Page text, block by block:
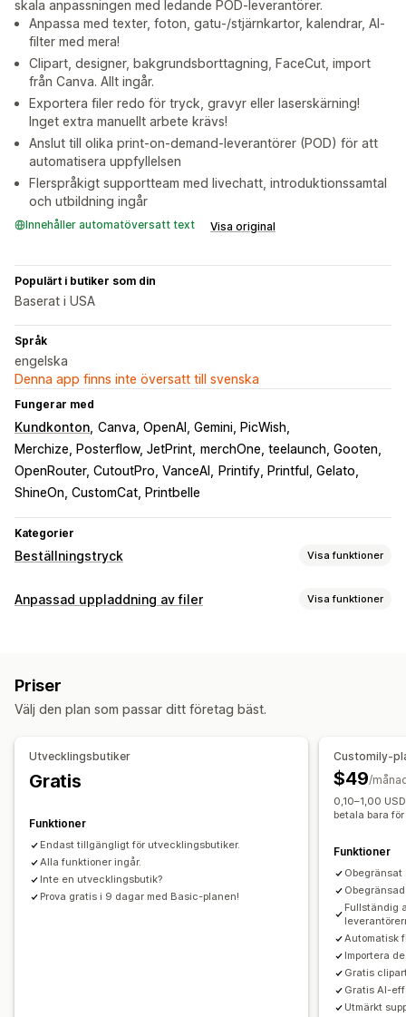
skala anpassningen med ledande POD-leverantörer.
Anpassa med texter, foton, gatu-/stjärnkartor, kalendrar, AI-
filter med mera!
Clipart, designer, bakgrundsborttagning, FaceCut, import
från Canva. Allt ingår.
Exportera filer redo för tryck, gravyr eller laserskärning!
Inget extra manuellt arbete krävs!
Anslut till olika print-on-demand-leverantörer (POD) för att
automatisera uppfyllelsen
Flerspråkigt supportteam med livechatt, introduktionssamtal
och utbildning ingår
Innehåller automatöversatt text Visa original
Populärt i butiker som din
Baserat i USA
Språk
engelska
Denna app finns inte översatt till svenska
Fungerar med
Kundkonton Canva, OpenAI, Gemini, PicWish
Merchize, Posterflow, JetPrint merchOne, teelaunch, Gooten
OpenRouter, CutoutPro, VanceAI
Printify, Printful, Gelato
ShineOn, CustomCat, Printbelle
Kategorier
Beställningstryck Visa funktioner
Produktanpassning
Produkter
Dryckesartiklar
Laserhantverk
Smycken
Miljövänligt
Anpassad leverans
Orderspårning
Anpassad uppladdning av filer Visa funktioner
Import och export
Priser
Välj den plan som passar ditt företag bäst.
Utvecklingsbutiker
Gratis
Funktioner
Endast tillgängligt för utvecklingsbutiker.
Alla funktioner ingår.
Inte en utvecklingsbutik?
Prova gratis i 9 dagar med Basic-planen!
Customily-
$49/
0,10–1,00
betala bara
Funktioner
Fullständig
Automatisk
Importera
Gratis
Gratis AI-
Utmärkt